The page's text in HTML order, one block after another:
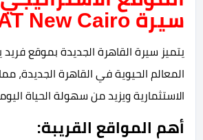
سيرة MIQAAT New Cairo
يتميز سيرة القاهرة الجديدة بموقع
المعالم الحيوية في القاهرة الجديدة،
الاستثمارية ويزيد من سهولة الحياة
أهم المواقع القريبة: